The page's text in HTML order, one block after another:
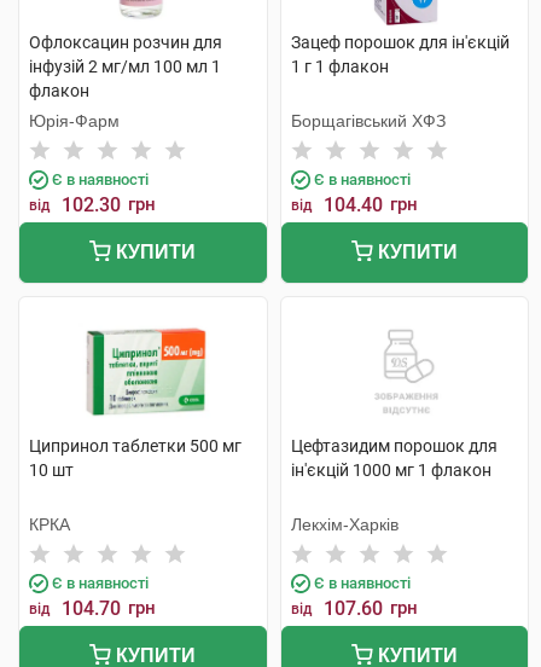
Офлоксацин розчин для
інфузій 2 мг/мл 100 мл 1
флакон
Юрія-Фарм
Є в наявності
від 102.30 грн
КУПИТИ
Зацеф порошок для ін'єкцій
1 г 1 флакон
Борщагівський ХФЗ
Є в наявності
від 104.40 грн
КУПИТИ
Ципринол таблетки 500 мг
10 шт
КРКА
Є в наявності
від 104.70 грн
КУПИТИ
Цефтазидим порошок для
ін'єкцій 1000 мг 1 флакон
Лекхім-Харків
Є в наявності
від 107.60 грн
КУПИТИ